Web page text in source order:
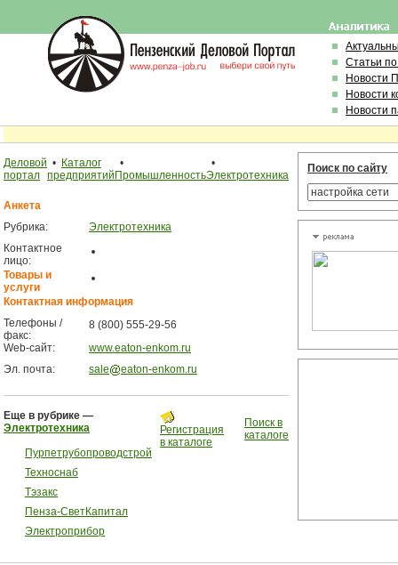
Статьи
Новости
Новости
Новости
Деловой
портал
• Каталог
предприятий
•
Промышленность
•
Электротехника
Анкета
Рубрика:
Электротехника
Контактное
лицо:
Товары и
услуги
Контактная информация
Телефоны /
факс:
8 (800) 555-29-56
Web-сайт:
www.eaton-enkom.ru
Эл. почта:
sale eaton-enkom.ru
Еще в рубрике —
Электротехника
Пурпетрубопроводстрой
Техноснаб
Тэзакс
Пенза-СветКапитал
Электроприбор
Регистрация
в каталоге
Поиск в
каталоге
Поиск по сайту